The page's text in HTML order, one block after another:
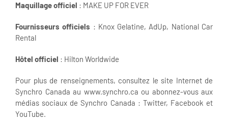
Maquillage officiel : MAKE UP FOR EVER
Fournisseurs officiels : Knox Gelatine, AdUp, National Car
Rental
Hôtel officiel : Hilton Worldwide
Pour plus de renseignements, consultez le site Internet de
Synchro Canada au www.synchro.ca ou abonnez-vous aux
médias sociaux de Synchro Canada : Twitter, Facebook et
YouTube.